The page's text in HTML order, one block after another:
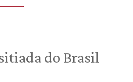
do Brasil